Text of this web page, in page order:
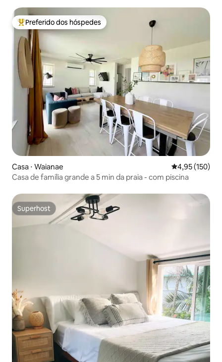
Entre os melhores preferidos dos hóspedes
Preferido dos hóspedes
Casa ⋅ Waianae 4,95 de uma
4,95 (150)
Casa de família grande a 5 min da praia - com piscina
Superhost
Superhost